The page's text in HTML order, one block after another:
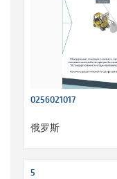
0256021017
俄罗斯
5